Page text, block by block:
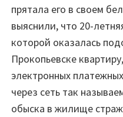
прятала его в своем
выяснили, что 20-
которой оказалась
Прокопьевске
электронных
через сеть так
обыска в жилище